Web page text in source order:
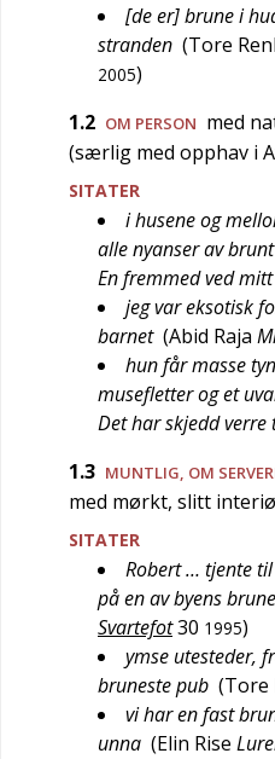
[de er] brune i
stranden (Tore
2005)
1.2 OM PERSON med
(særlig med opphav i
SITATER
i husene og
alle nyanser av
En fremmed ved
jeg var eksotisk
barnet (Abid Raja
hun får masse
musefletter og et
Det har skjedd
1.3 MUNTLIG, OM
med mørkt, slitt
SITATER
Robert … tjente
på en av byens
Svartefot30 1995)
ymse utesteder,
bruneste pub (Tore
vi har en fast
unna (Elin Rise